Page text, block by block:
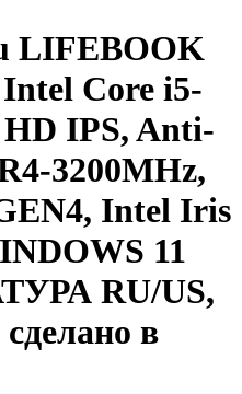
LIFEBOOK
Core i5-
IPS, Anti-
3200MHz,
Intel Iris
11
RU/US,
в